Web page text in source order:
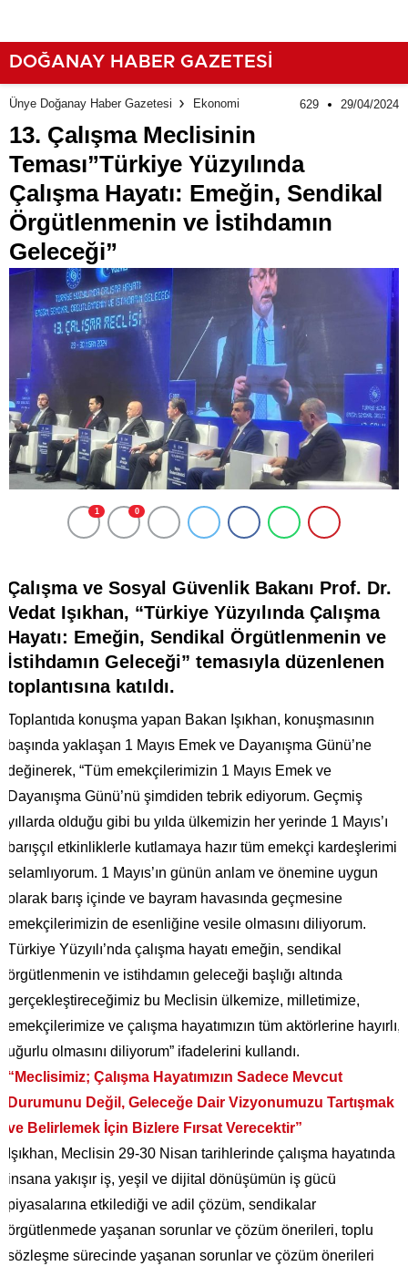
DOĞANAY HABER GAZETESİ
Ünye Doğanay Haber Gazetesi Ekonomi 629 29/04/2024
13. Çalışma Meclisinin
Teması”Türkiye Yüzyılında
Çalışma Hayatı: Emeğin, Sendikal
Örgütlenmenin ve İstihdamın
Geleceği”
1 0
Çalışma ve Sosyal Güvenlik Bakanı Prof. Dr.
Vedat Işıkhan, “Türkiye Yüzyılında Çalışma
Hayatı: Emeğin, Sendikal Örgütlenmenin ve
İstihdamın Geleceği­” temasıyla düzenlenen
toplantısına katıldı.
Toplantıda konuşma yapan Bakan Işıkhan, konuşmasının
başında yaklaşan 1 Mayıs Emek ve Dayanışma Günü’ne
değinerek, “Tüm emekçilerimizin 1 Mayıs Emek ve
Dayanışma Günü’nü şimdiden tebrik ediyorum. Geçmiş
yıllarda olduğu gibi bu yılda ülkemizin her yerinde 1 Mayıs’ı
barışçıl etkinliklerle kutlamaya hazır tüm emekçi kardeşlerimi
selamlıyorum. 1 Mayıs’ın günün anlam ve önemine uygun
olarak barış içinde ve bayram havasında geçmesine
emekçilerimizin de esenliğine vesile olmasını diliyorum.
Türkiye Yüzyılı’nda çalışma hayatı emeğin, sendikal
örgütlenmenin ve istihdamın geleceği başlığı altında
gerçekleştireceğimiz bu Meclisin ülkemize, milletimize,
emekçilerimize ve çalışma hayatımızın tüm aktörlerine hayırlı,
uğurlu olmasını diliyorum” ifadelerini kullandı.
“Meclisimiz; Çalışma Hayatımızın Sadece Mevcut
Durumunu Değil, Geleceğe Dair Vizyonumuzu Tartışmak
ve Belirlemek İçin Bizlere Fırsat Verecektir”
Işıkhan, Meclisin 29-30 Nisan tarihlerinde çalışma hayatında
insana yakışır iş, yeşil ve dijital dönüşümün iş gücü
piyasalarına etkilediği ve adil çözüm, sendikalar
örgütlenmede yaşanan sorunlar ve çözüm önerileri, toplu
sözleşme sürecinde yaşanan sorunlar ve çözüm önerileri